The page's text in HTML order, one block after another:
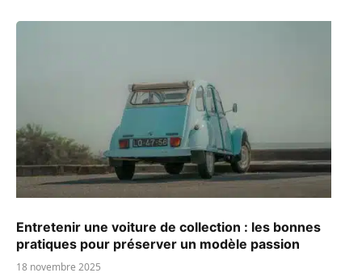
Entretenir une voiture de collection : les bonnes
pratiques pour préserver un modèle passion
18 novembre 2025